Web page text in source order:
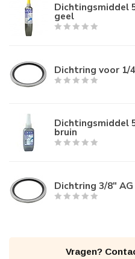
Dichtingsmiddel
geel
Dichtring voor 1/
Dichtingsmiddel
bruin
Dichtring 3/8" AG
Vragen?